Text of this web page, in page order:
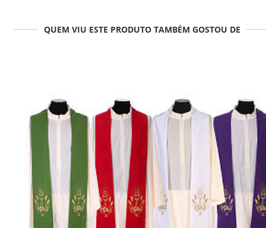
QUEM VIU ESTE PRODUTO TAMBÉM GOSTOU DE